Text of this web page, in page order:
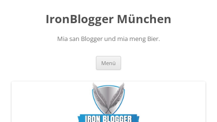
IronBlogger München
Mia san Blogger und mia meng Bier.
Menü